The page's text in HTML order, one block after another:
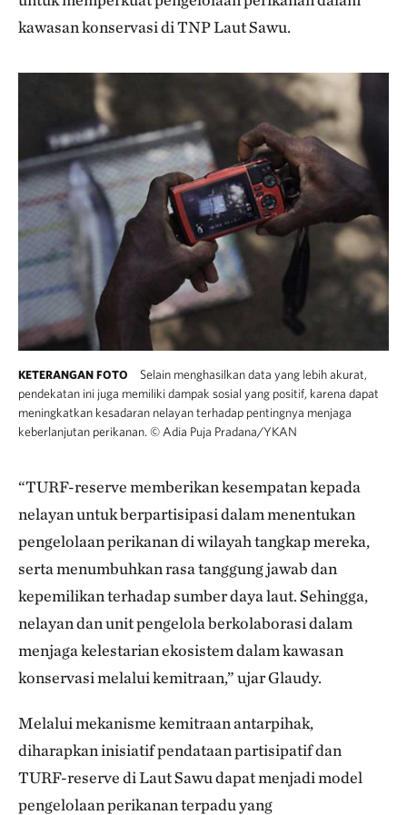
kawasan konservasi di TNP Laut Sawu.
KETERANGAN FOTO
Selain menghasilkan data yang lebih akurat,
pendekatan ini juga memiliki dampak sosial yang positif, karena dapat
meningkatkan kesadaran nelayan terhadap pentingnya menjaga
keberlanjutan perikanan. © Adia Puja Pradana/YKAN
“TURF-reserve memberikan kesempatan kepada
nelayan untuk berpartisipasi dalam menentukan
pengelolaan perikanan di wilayah tangkap mereka,
serta menumbuhkan rasa tanggung jawab dan
kepemilikan terhadap sumber daya laut. Sehingga,
nelayan dan unit pengelola berkolaborasi dalam
menjaga kelestarian ekosistem dalam kawasan
konservasi melalui kemitraan,” ujar Glaudy.
Melalui mekanisme kemitraan antarpihak,
diharapkan inisiatif pendataan partisipatif dan
TURF-reserve di Laut Sawu dapat menjadi model
pengelolaan perikanan terpadu yang